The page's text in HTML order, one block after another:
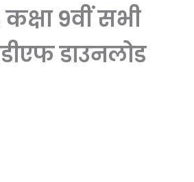
9वीं सभी
डाउनलोड